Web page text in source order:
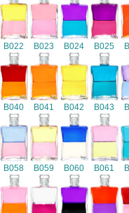
B022 B023 B024 B025
B040 B041 B042 B043
B058 B059 B060 B061